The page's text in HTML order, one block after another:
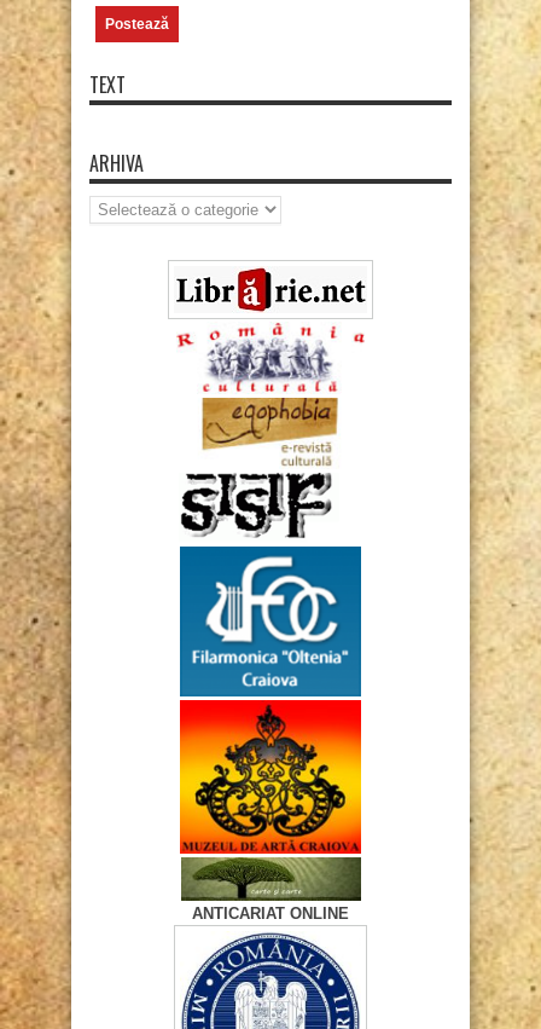
TEXT
ARHIVA
Arhiva
ANTICARIAT ONLINE